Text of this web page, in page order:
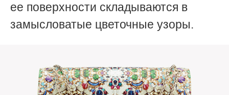
ее поверхности складываются в
замысловатые цветочные узоры.